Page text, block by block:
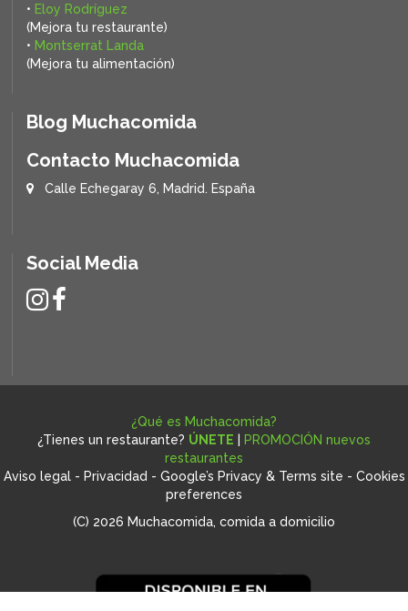
• Eloy Rodríguez
(Mejora tu restaurante)
• Montserrat Landa
(Mejora tu alimentación)
Blog Muchacomida
Contacto Muchacomida
Calle Echegaray 6, Madrid. España
Social Media
¿Qué es Muchacomida?
¿Tienes un restaurante? ÚNETE
PROMOCIÓN nuevos
restaurantes
Aviso legal - Privacidad - Google’s Privacy & Terms site - Cookies
preferences
(C) 2026 Muchacomida, comida a domicilio